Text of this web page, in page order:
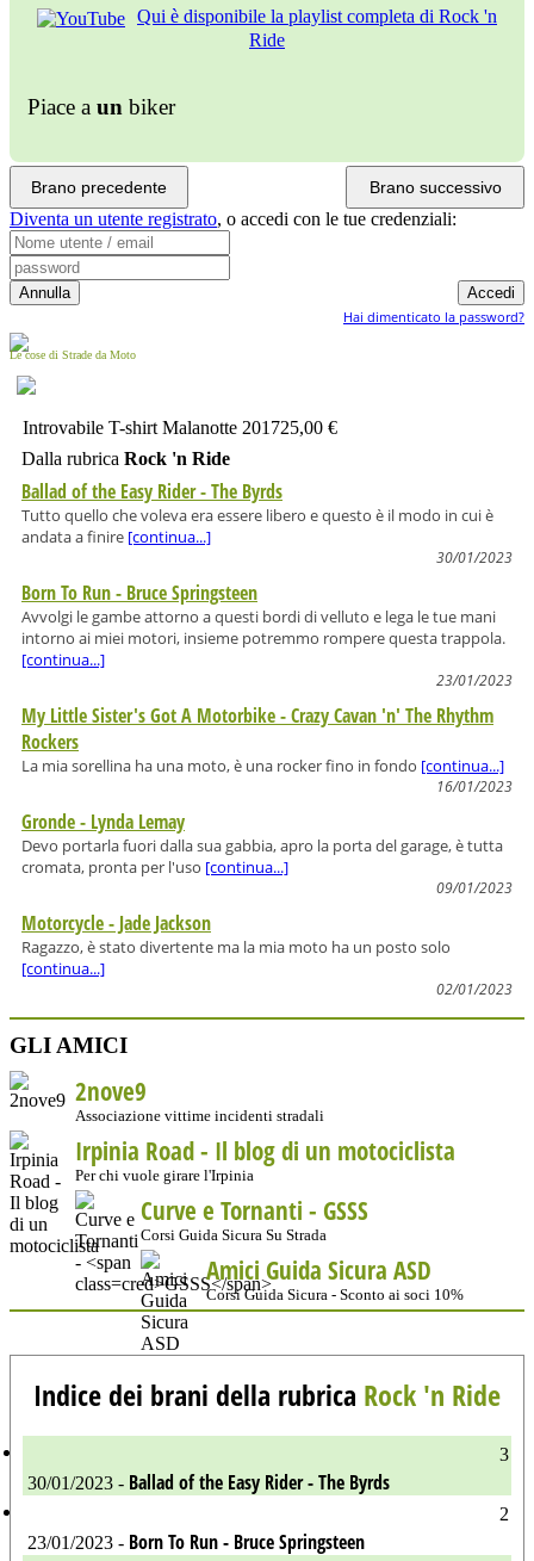
Qui è disponibile la playlist completa di Rock 'n
Ride
Piace a un biker
Brano precedente Brano successivo
Diventa un utente registrato, o accedi con le tue credenziali:
Hai dimenticato la password?
Le cose di Strade da Moto
Introvabile T-shirt Malanotte 201725,00 €
Dalla rubrica Rock 'n Ride
Ballad of the Easy Rider - The Byrds
Tutto quello che voleva era essere libero e questo è il modo in cui è
andata a finire [continua...]
30/01/2023
Born To Run - Bruce Springsteen
Avvolgi le gambe attorno a questi bordi di velluto e lega le tue mani
intorno ai miei motori, insieme potremmo rompere questa trappola.
[continua...]
23/01/2023
My Little Sister's Got A Motorbike - Crazy Cavan 'n' The Rhythm
Rockers
La mia sorellina ha una moto, è una rocker fino in fondo [continua...]
16/01/2023
Gronde - Lynda Lemay
Devo portarla fuori dalla sua gabbia, apro la porta del garage, è tutta
cromata, pronta per l'uso [continua...]
09/01/2023
Motorcycle - Jade Jackson
Ragazzo, è stato divertente ma la mia moto ha un posto solo
[continua...]
02/01/2023
GLI AMICI
2nove9
Associazione vittime incidenti stradali
Irpinia Road - Il blog di un motociclista
Per chi vuole girare l'Irpinia
Curve e Tornanti - GSSS
Corsi Guida Sicura Su Strada
Amici Guida Sicura ASD
Corsi Guida Sicura - Sconto ai soci 10%
Indice dei brani della rubrica Rock 'n Ride
3
30/01/2023 - Ballad of the Easy Rider - The Byrds
2
23/01/2023 - Born To Run - Bruce Springsteen